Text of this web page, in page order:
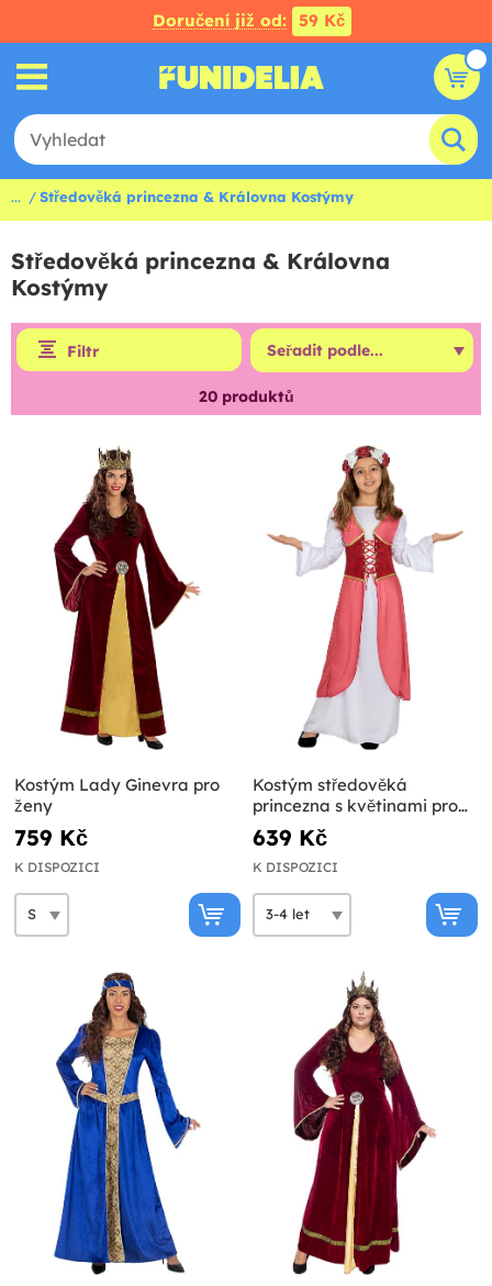
Doručení již od: 59 Kč
... Středověká princezna & Královna Kostýmy
Středověká princezna & Královna
Kostýmy
Filtr
20produktů
Kostým Lady Ginevra pro
ženy
759 Kč
K DISPOZICI
Kostým středověká
princezna s květinami pro
dívky
639 Kč
K DISPOZICI